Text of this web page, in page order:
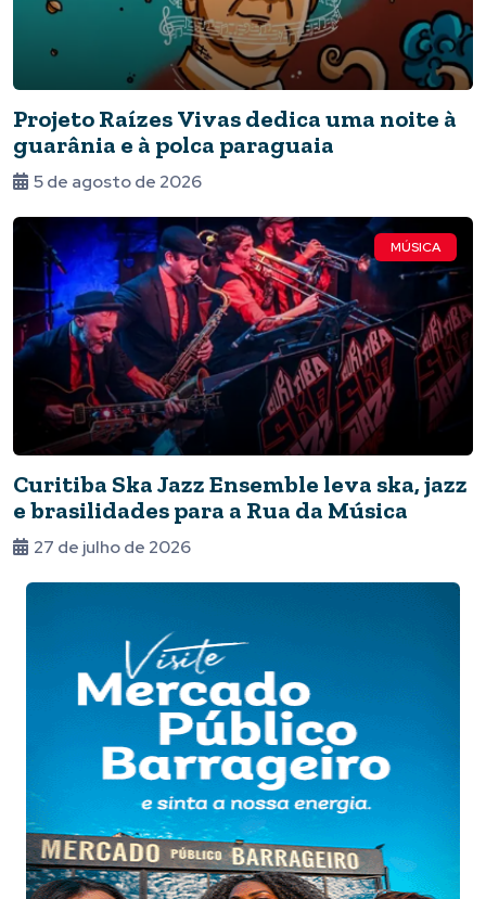
Projeto Raízes Vivas dedica uma noite à
guarânia e à polca paraguaia
5 de agosto de 2026
MÚSICA
Curitiba Ska Jazz Ensemble leva ska, jazz
e brasilidades para a Rua da Música
27 de julho de 2026